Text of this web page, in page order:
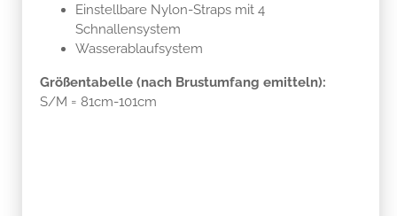
Einstellbare Nylon-Straps mit 4
Schnallensystem
Wasserablaufsystem
Größentabelle (nach Brustumfang emitteln):
S/M = 81cm-101cm